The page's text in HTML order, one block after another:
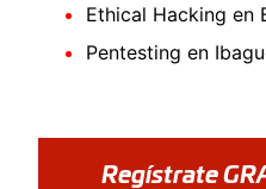
Ethical Hacking en
Pentesting en
Regístrate